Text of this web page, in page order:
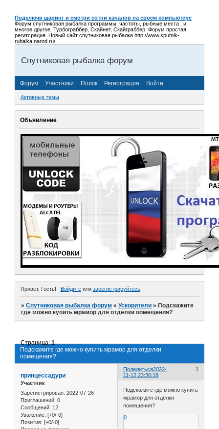
Подключи шаринг и смотри сотни каналов на своём компьютере
Форум спутниковая рыбалка программы, частоты, рыбные места , и
многое другое, Турбограббер, Скайнет, Скайграббер. Форум простая
регитсрация. Новый сайт спутниковая рыбалка http://www.sputnik-
rubalka.narod.ru/
Спутниковая рыбалка форум
Форум Участники Поиск Регистрация Войти
Активные темы
Объявление
Привет, Гость! Войдитеили зарегистрируйтесь.
»Спутниковая рыбалка форум »Ускорители » Подскажите
где можно купить мрамор для отделки помещения?
Подскажите где можно купить мрамор для отделки
помещения?
Страница:1
Поделиться 1
2022-
11-12 23:36:18
принцессадури
Участник
Зарегистрирован: 2022-07-26
Приглашений: 0
Сообщений: 12
Уважение: [+0/-0]
Позитив: [+0/-0]
Подскажите где можно купить
мрамор для отделки
помещения?
0